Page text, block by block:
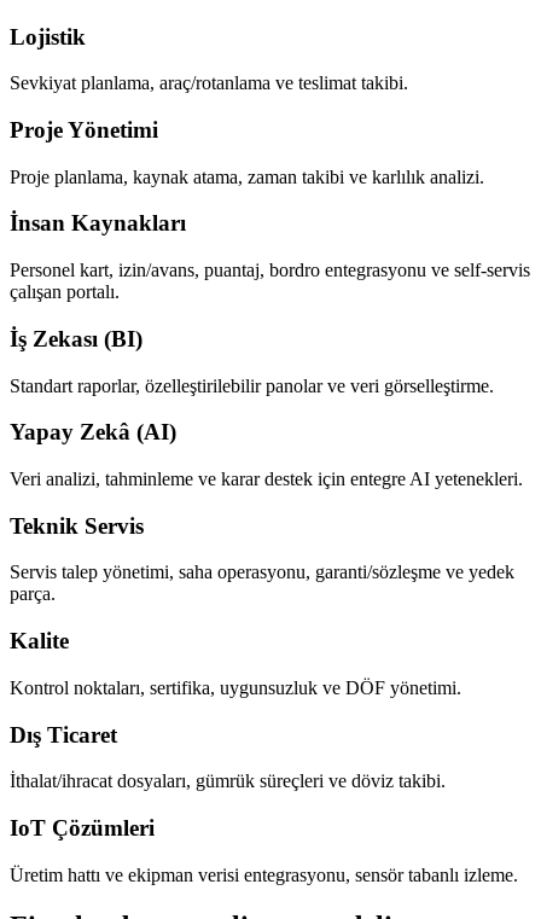
Lojistik
Sevkiyat planlama, araç/rotanlama ve teslimat takibi.
Proje Yönetimi
Proje planlama, kaynak atama, zaman takibi ve karlılık analizi.
İnsan Kaynakları
Personel kart, izin/avans, puantaj, bordro entegrasyonu ve self-servis
çalışan portalı.
İş Zekası (BI)
Standart raporlar, özelleştirilebilir panolar ve veri görselleştirme.
Yapay Zekâ (AI)
Veri analizi, tahminleme ve karar destek için entegre AI yetenekleri.
Teknik Servis
Servis talep yönetimi, saha operasyonu, garanti/sözleşme ve yedek
parça.
Kalite
Kontrol noktaları, sertifika, uygunsuzluk ve DÖF yönetimi.
Dış Ticaret
İthalat/ihracat dosyaları, gümrük süreçleri ve döviz takibi.
IoT Çözümleri
Üretim hattı ve ekipman verisi entegrasyonu, sensör tabanlı izleme.